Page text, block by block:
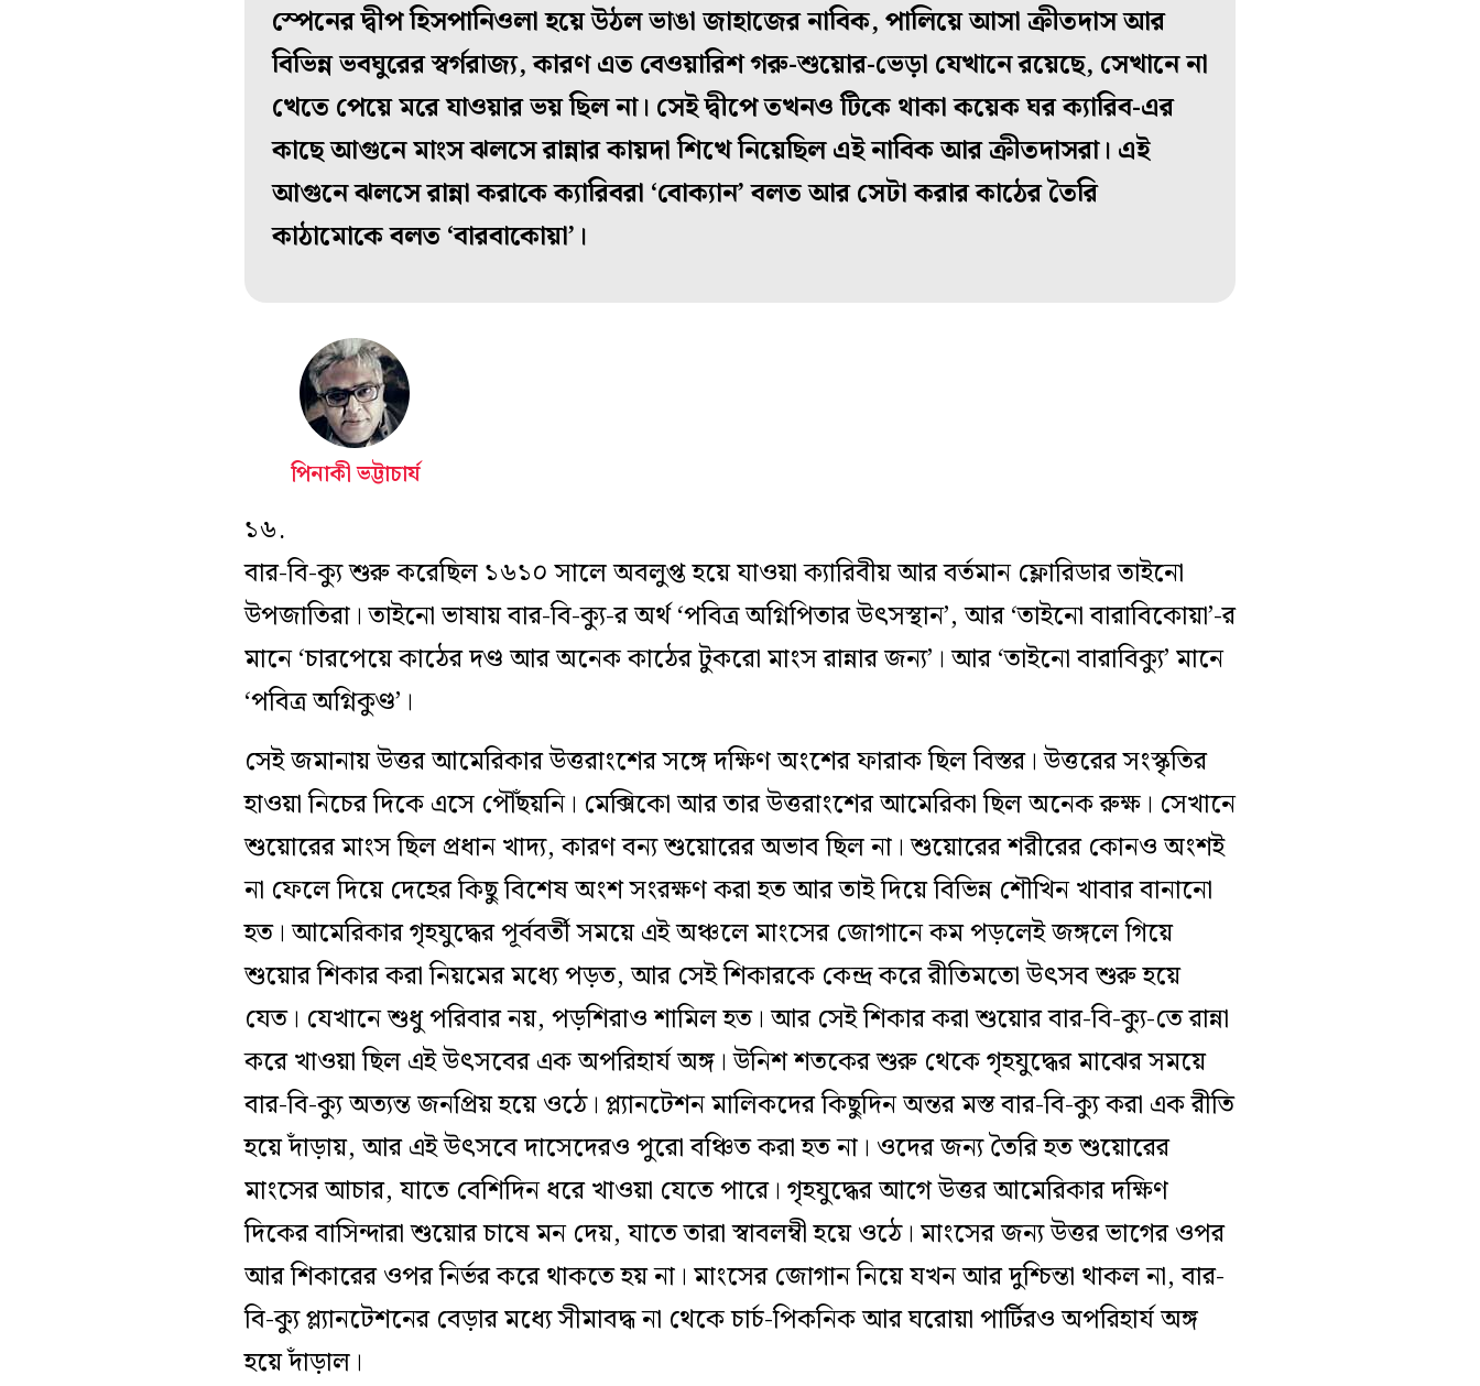
স্পেনের দ্বীপ হিসপানিওলা হয়ে উঠল ভাঙা জাহাজের নাবিক, পালিয়ে আসা ক্রীতদাস আর
বিভিন্ন ভবঘুরের স্বর্গরাজ্য, কারণ এত বেওয়ারিশ গরু-শুয়োর-ভেড়া যেখানে রয়েছে, সেখানে না
খেতে পেয়ে মরে যাওয়ার ভয় ছিল না। সেই দ্বীপে তখনও টিকে থাকা কয়েক ঘর ক্যারিব-এর
কাছে আগুনে মাংস ঝলসে রান্নার কায়দা শিখে নিয়েছিল এই নাবিক আর ক্রীতদাসরা। এই
আগুনে ঝলসে রান্না করাকে ক্যারিবরা ‘বোক্যান’ বলত আর সেটা করার কাঠের তৈরি
কাঠামোকে বলত ‘বারবাকোয়া’।
পিনাকী ভট্টাচার্য
১৬.
বার-বি-ক্যু শুরু করেছিল ১৬১০ সালে অবলুপ্ত হয়ে যাওয়া ক্যারিবীয় আর বর্তমান ফ্লোরিডার তাইনো
উপজাতিরা। তাইনো ভাষায় বার-বি-ক্যু-র অর্থ ‘পবিত্র অগ্নিপিতার উৎসস্থান’, আর ‘তাইনো বারাবিকোয়া’-র
মানে ‘চারপেয়ে কাঠের দণ্ড আর অনেক কাঠের টুকরো মাংস রান্নার জন্য’। আর ‘তাইনো বারাবিক্যু’ মানে
‘পবিত্র অগ্নিকুণ্ড’।
সেই জমানায় উত্তর আমেরিকার উত্তরাংশের সঙ্গে দক্ষিণ অংশের ফারাক ছিল বিস্তর। উত্তরের সংস্কৃতির
হাওয়া নিচের দিকে এসে পৌঁছয়নি। মেক্সিকো আর তার উত্তরাংশের আমেরিকা ছিল অনেক রুক্ষ। সেখানে
শুয়োরের মাংস ছিল প্রধান খাদ্য, কারণ বন্য শুয়োরের অভাব ছিল না। শুয়োরের শরীরের কোনও অংশই
না ফেলে দিয়ে দেহের কিছু বিশেষ অংশ সংরক্ষণ করা হত আর তাই দিয়ে বিভিন্ন শৌখিন খাবার বানানো
হত। আমেরিকার গৃহযুদ্ধের পূর্ববর্তী সময়ে এই অঞ্চলে মাংসের জোগানে কম পড়লেই জঙ্গলে গিয়ে
শুয়োর শিকার করা নিয়মের মধ্যে পড়ত, আর সেই শিকারকে কেন্দ্র করে রীতিমতো উৎসব শুরু হয়ে
যেত। যেখানে শুধু পরিবার নয়, পড়শিরাও শামিল হত। আর সেই শিকার করা শুয়োর বার-বি-ক্যু-তে রান্না
করে খাওয়া ছিল এই উৎসবের এক অপরিহার্য অঙ্গ। উনিশ শতকের শুরু থেকে গৃহযুদ্ধের মাঝের সময়ে
বার-বি-ক্যু অত্যন্ত জনপ্রিয় হয়ে ওঠে। প্ল্যানটেশন মালিকদের কিছুদিন অন্তর মস্ত বার-বি-ক্যু করা এক রীতি
হয়ে দাঁড়ায়, আর এই উৎসবে দাসেদেরও পুরো বঞ্চিত করা হত না। ওদের জন্য তৈরি হত শুয়োরের
মাংসের আচার, যাতে বেশিদিন ধরে খাওয়া যেতে পারে। গৃহযুদ্ধের আগে উত্তর আমেরিকার দক্ষিণ
দিকের বাসিন্দারা শুয়োর চাষে মন দেয়, যাতে তারা স্বাবলম্বী হয়ে ওঠে। মাংসের জন্য উত্তর ভাগের ওপর
আর শিকারের ওপর নির্ভর করে থাকতে হয় না। মাংসের জোগান নিয়ে যখন আর দুশ্চিন্তা থাকল না, বার-
বি-ক্যু প্ল্যানটেশনের বেড়ার মধ্যে সীমাবদ্ধ না থেকে চার্চ-পিকনিক আর ঘরোয়া পার্টিরও অপরিহার্য অঙ্গ
হয়ে দাঁড়াল।